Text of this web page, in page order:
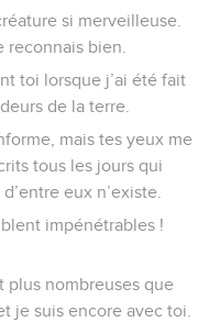
si merveilleuse.
bien.
toi lorsque j’ai été fait
de la terre.
mais tes yeux me
tous les jours qui
eux n’existe.
impénétrables !
plus nombreuses que
je suis encore avec toi.